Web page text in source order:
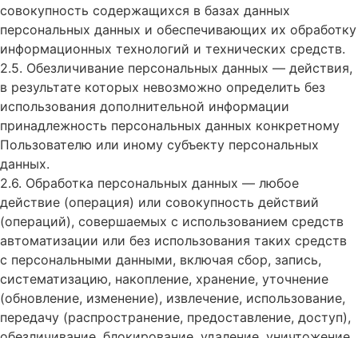
совокупность содержащихся в базах данных
персональных данных и обеспечивающих их обработку
информационных технологий и технических средств.
2.5. Обезличивание персональных данных — действия,
в результате которых невозможно определить без
использования дополнительной информации
принадлежность персональных данных конкретному
Пользователю или иному субъекту персональных
данных.
2.6. Обработка персональных данных — любое
действие (операция) или совокупность действий
(операций), совершаемых с использованием средств
автоматизации или без использования таких средств
с персональными данными, включая сбор, запись,
систематизацию, накопление, хранение, уточнение
(обновление, изменение), извлечение, использование,
передачу (распространение, предоставление, доступ),